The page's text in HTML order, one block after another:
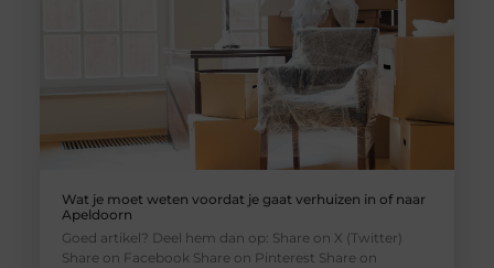
Wat je moet weten voordat je gaat verhuizen in of naar
Apeldoorn
Goed artikel? Deel hem dan op: Share on X (Twitter)
Share on Facebook Share on Pinterest Share on